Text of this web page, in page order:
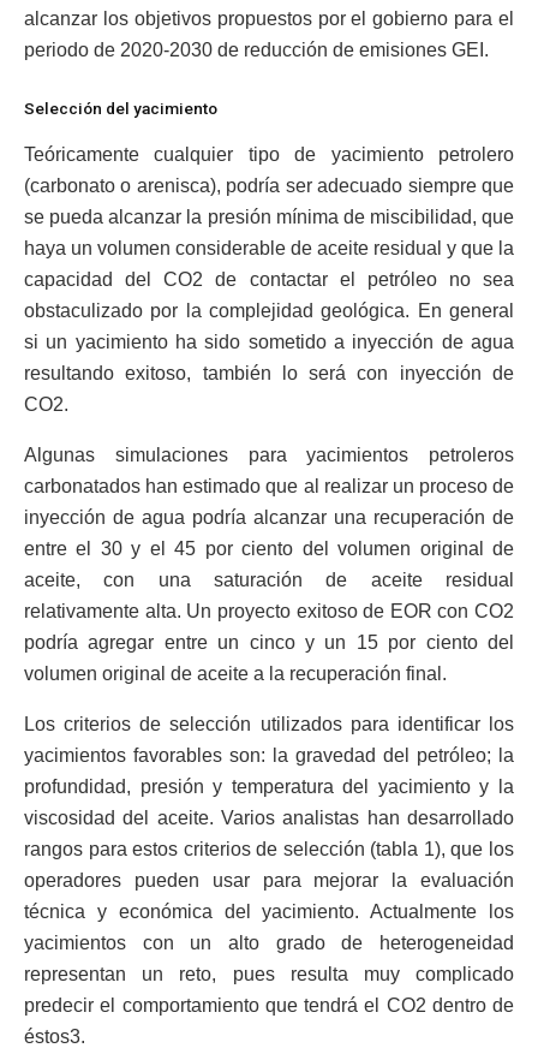
alcanzar los objetivos propuestos por el gobierno para el
periodo de 2020-2030 de reducción de emisiones GEI.
Selección del yacimiento
Teóricamente cualquier tipo de yacimiento petrolero
(carbonato o arenisca), podría ser adecuado siempre que
se pueda alcanzar la presión mínima de miscibilidad, que
haya un volumen considerable de aceite residual y que la
capacidad del CO2 de contactar el petróleo no sea
obstaculizado por la complejidad geológica. En general
si un yacimiento ha sido sometido a inyección de agua
resultando exitoso, también lo será con inyección de
CO2.
Algunas simulaciones para yacimientos petroleros
carbonatados han estimado que al realizar un proceso de
inyección de agua podría alcanzar una recuperación de
entre el 30 y el 45 por ciento del volumen original de
aceite, con una saturación de aceite residual
relativamente alta. Un proyecto exitoso de EOR con CO2
podría agregar entre un cinco y un 15 por ciento del
volumen original de aceite a la recuperación final.
Los criterios de selección utilizados para identificar los
yacimientos favorables son: la gravedad del petróleo; la
profundidad, presión y temperatura del yacimiento y la
viscosidad del aceite. Varios analistas han desarrollado
rangos para estos criterios de selección (tabla 1), que los
operadores pueden usar para mejorar la evaluación
técnica y económica del yacimiento. Actualmente los
yacimientos con un alto grado de heterogeneidad
representan un reto, pues resulta muy complicado
predecir el comportamiento que tendrá el CO2 dentro de
éstos3.